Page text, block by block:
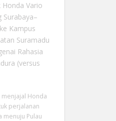
Honda Vario
Surabaya–
Kampus
Suramadu
Rahasia
(versus
Honda
perjalanan
menuju Pulau